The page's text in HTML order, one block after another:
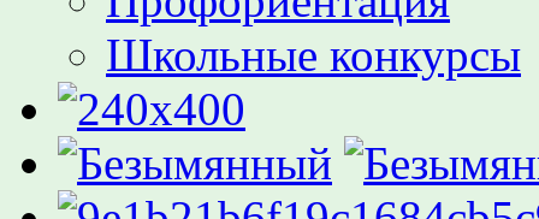
Школьные конкурсы